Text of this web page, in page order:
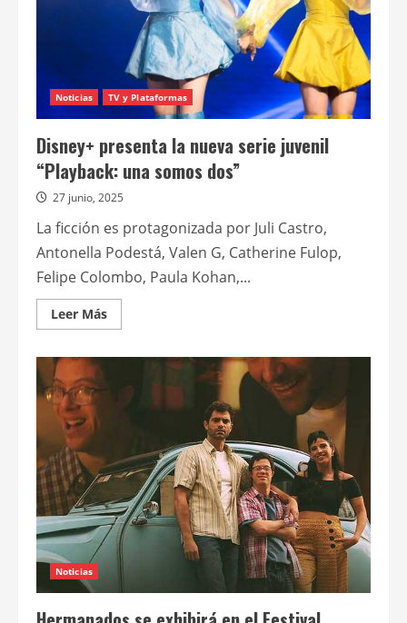
Noticias TV y Plataformas
Disney+ presenta la nueva serie juvenil
“Playback: una somos dos”
27 junio, 2025
La ficción es protagonizada por Juli Castro,
Antonella Podestá, Valen G, Catherine Fulop,
Felipe Colombo, Paula Kohan,...
Leer MásLeer
más
nueva
una
somos
dos”
Noticias